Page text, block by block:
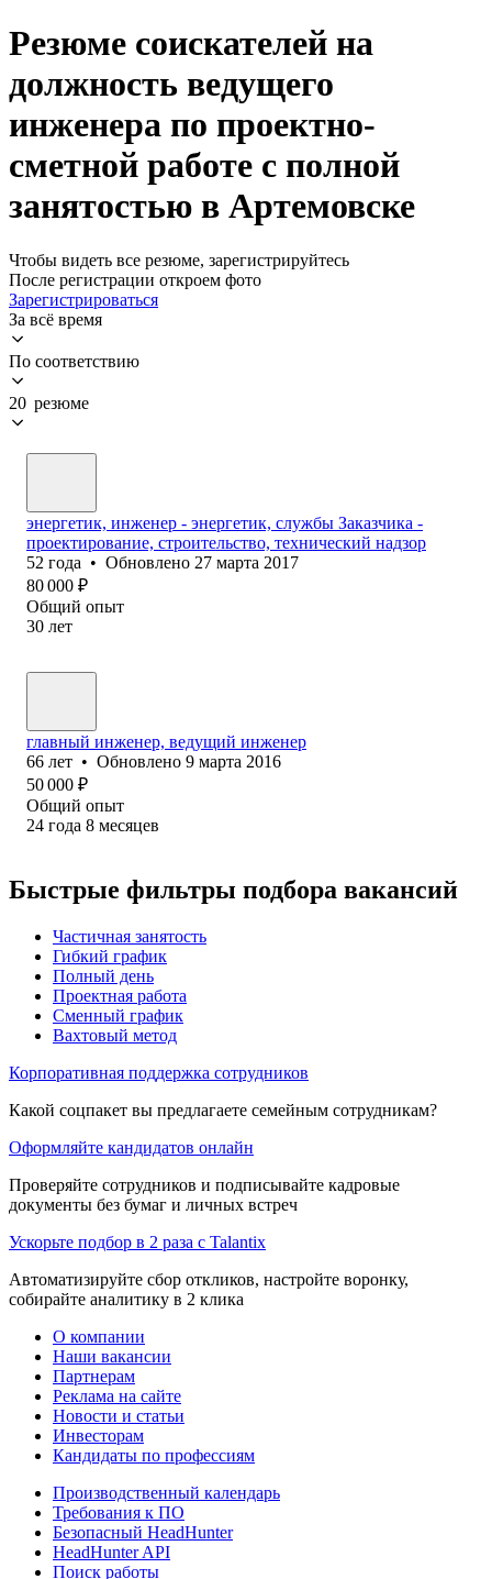
Резюме соискателей на
должность ведущего
инженера по проектно-
сметной работе с полной
занятостью в Артемовске
Чтобы видеть все резюме, зарегистрируйтесь
После регистрации откроем фото
Зарегистрироваться
За всё время
По соответствию
20 резюме
энергетик, инженер - энергетик, службы Заказчика -
проектирование, строительство, технический надзор
52 года • Обновлено 27 марта 2017
80 000 ₽
Общий опыт
30 лет
главный инженер, ведущий инженер
66 лет • Обновлено 9 марта 2016
50 000 ₽
Общий опыт
24 года 8 месяцев
Быстрые фильтры подбора вакансий
Частичная занятость
Гибкий график
Полный день
Проектная работа
Сменный график
Вахтовый метод
Корпоративная поддержка сотрудников
Какой соцпакет вы предлагаете семейным сотрудникам?
Оформляйте кандидатов онлайн
Проверяйте сотрудников и подписывайте кадровые
документы без бумаг и личных встреч
Ускорьте подбор в 2 раза с Talantix
Автоматизируйте сбор откликов, настройте воронку,
собирайте аналитику в 2 клика
О компании
Наши вакансии
Партнерам
Реклама на сайте
Новости и статьи
Инвесторам
Кандидаты по профессиям
Производственный календарь
Требования к ПО
Безопасный HeadHunter
HeadHunter API
Поиск работы